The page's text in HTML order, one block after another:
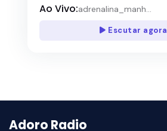
Ao Vivo:adrenalina_manh...
Escutar agora
Adoro Radio